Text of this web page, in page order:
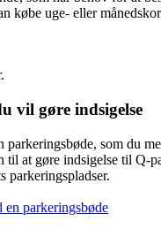
købe uge- eller
vil gøre indsigelse
parkeringsbøde, som du
til at gøre indsigelse til Q-
parkeringspladser.
en parkeringsbøde